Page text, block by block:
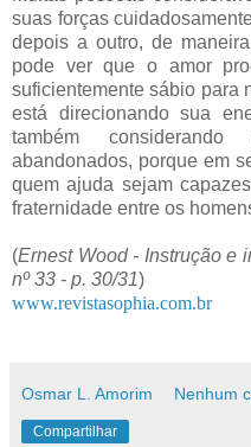
suas forças
depois a outro, de
pode ver que o amor
suficientemente sábio para
está direcionando sua
também
abandonados, porque em
quem ajuda sejam
fraternidade entre os
(Ernest Wood - Instrução e
nº 33 - p. 30/31)
www.revistasophia.com.br
Osmar L. Amorim Nenhum
Compartilhar